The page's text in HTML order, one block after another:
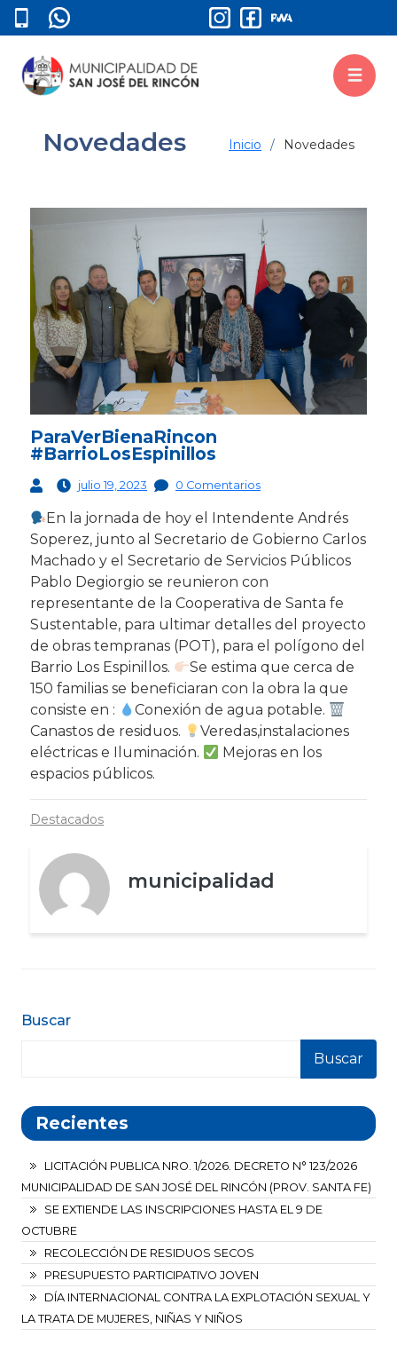
Buscar
Buscar
Recientes
LICITACIÓN PUBLICA NRO. 1/2026. DECRETO N° 123/2026
MUNICIPALIDAD DE SAN JOSÉ DEL RINCÓN (PROV. SANTA FE)
SE EXTIENDE LAS INSCRIPCIONES HASTA EL 9 DE
OCTUBRE
RECOLECCIÓN DE RESIDUOS SECOS
PRESUPUESTO PARTICIPATIVO JOVEN
DÍA INTERNACIONAL CONTRA LA EXPLOTACIÓN SEXUAL Y
LA TRATA DE MUJERES, NIÑAS Y NIÑOS
Novedades Inicio Novedades
ParaVerBienaRincon
#BarrioLosEspinillos
julio 19, 2023 0 Comentarios
En la jornada de hoy el Intendente Andrés
Soperez, junto al Secretario de Gobierno Carlos
Machado y el Secretario de Servicios Públicos
Pablo Degiorgio se reunieron con
representante de la Cooperativa de Santa fe
Sustentable, para ultimar detalles del proyecto
de obras tempranas (POT), para el polígono del
Barrio Los Espinillos.
Se estima que cerca de
150 familias se beneficiaran con la obra la que
consiste en :
Conexión de agua potable.
Canastos de residuos.
Veredas,instalaciones
eléctricas e Iluminación.
Mejoras en los
espacios públicos.
Destacados
municipalidad